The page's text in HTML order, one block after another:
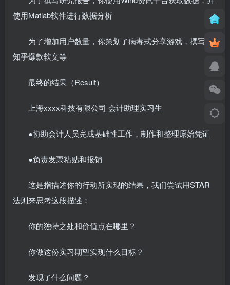
使用Matlab软件进行数据分析
为了增加用户数量，你策划了病毒式分享游戏，撰写了
知乎爆款软文等
最终的结果（Result）
上海xxxx科技有限公司 会计助理实习生
●协助会计人员完成基础性工作，制作和整理原始凭证
●负责发票粘贴和报销
这是指描述你的行动所实现的结果，我们尝试用STAR
法则来思考这段描述：
你的独特之处和价值点在哪里？
你做这份实习期望实现什么目标？
发现了什么问题？